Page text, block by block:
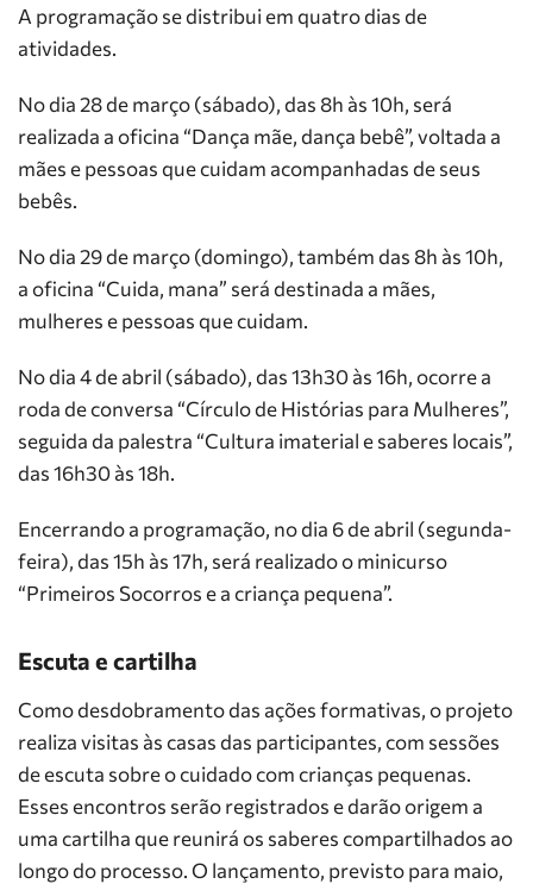
A programação se distribui em quatro dias de
atividades.
No dia 28 de março (sábado), das 8h às 10h, será
realizada a oficina “Dança mãe, dança bebê”, voltada a
mães e pessoas que cuidam acompanhadas de seus
bebês.
No dia 29 de março (domingo), também das 8h às 10h,
a oficina “Cuida, mana” será destinada a mães,
mulheres e pessoas que cuidam.
No dia 4 de abril (sábado), das 13h30 às 16h, ocorre a
roda de conversa “Círculo de Histórias para Mulheres”,
seguida da palestra “Cultura imaterial e saberes locais”,
das 16h30 às 18h.
Encerrando a programação, no dia 6 de abril (segunda-
feira), das 15h às 17h, será realizado o minicurso
“Primeiros Socorros e a criança pequena”.
Escuta e cartilha
Como desdobramento das ações formativas, o projeto
realiza visitas às casas das participantes, com sessões
de escuta sobre o cuidado com crianças pequenas.
Esses encontros serão registrados e darão origem a
uma cartilha que reunirá os saberes compartilhados ao
longo do processo. O lançamento, previsto para maio,